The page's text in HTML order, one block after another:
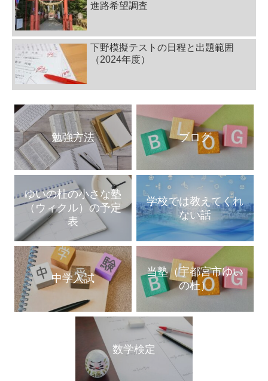
進路希望調査
下野模擬テストの日程と出題範囲
（2024年度）
勉強方法 ブログ
ゆいの杜の小さな塾
（ウィクル）の予定
表
学校では教えてくれ
ない話
中学入試
当塾（宇都宮市ゆい
の杜）
数学検定